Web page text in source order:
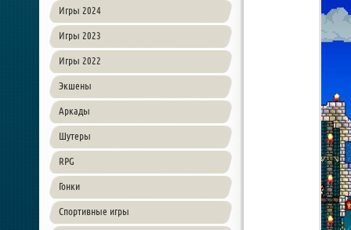
Игры 2024
Игры 2023
Игры 2022
Экшены
Аркады
Шутеры
RPG
Гонки
Спортивные игры